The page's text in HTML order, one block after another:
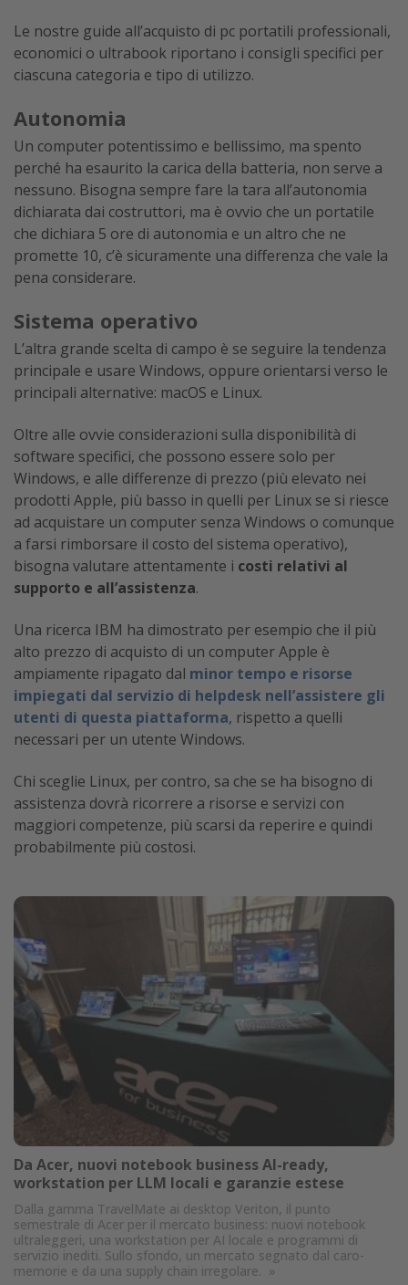
Le nostre guide all’acquisto di pc portatili professionali,
economici o ultrabook riportano i consigli specifici per
ciascuna categoria e tipo di utilizzo.
Autonomia
Un computer potentissimo e bellissimo, ma spento
perché ha esaurito la carica della batteria, non serve a
nessuno. Bisogna sempre fare la tara all’autonomia
dichiarata dai costruttori, ma è ovvio che un portatile
che dichiara 5 ore di autonomia e un altro che ne
promette 10, c’è sicuramente una differenza che vale la
pena considerare.
Sistema operativo
L’altra grande scelta di campo è se seguire la tendenza
principale e usare Windows, oppure orientarsi verso le
principali alternative: macOS e Linux.
Oltre alle ovvie considerazioni sulla disponibilità di
software specifici, che possono essere solo per
Windows, e alle differenze di prezzo (più elevato nei
prodotti Apple, più basso in quelli per Linux se si riesce
ad acquistare un computer senza Windows o comunque
a farsi rimborsare il costo del sistema operativo),
bisogna valutare attentamente i costi relativi al
supporto e all’assistenza.
Una ricerca IBM ha dimostrato per esempio che il più
alto prezzo di acquisto di un computer Apple è
ampiamente ripagato dal minor tempo e risorse
impiegati dal servizio di helpdesk nell’assistere gli
utenti di questa piattaforma, rispetto a quelli
necessari per un utente Windows.
Chi sceglie Linux, per contro, sa che se ha bisogno di
assistenza dovrà ricorrere a risorse e servizi con
maggiori competenze, più scarsi da reperire e quindi
probabilmente più costosi.
Da Acer, nuovi notebook business AI-ready,
workstation per LLM locali e garanzie estese
Dalla gamma TravelMate ai desktop Veriton, il punto
semestrale di Acer per il mercato business: nuovi notebook
ultraleggeri, una workstation per AI locale e programmi di
servizio inediti. Sullo sfondo, un mercato segnato dal caro-
memorie e da una supply chain irregolare. »